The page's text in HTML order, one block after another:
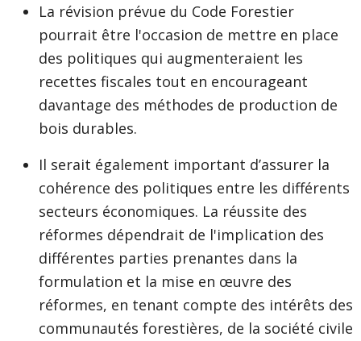
La révision prévue du Code Forestier
pourrait être l'occasion de mettre en place
des politiques qui augmenteraient les
recettes fiscales tout en encourageant
davantage des méthodes de production de
bois durables.
Il serait également important d’assurer la
cohérence des politiques entre les différents
secteurs économiques. La réussite des
réformes dépendrait de l'implication des
différentes parties prenantes dans la
formulation et la mise en œuvre des
réformes, en tenant compte des intérêts des
communautés forestières, de la société civile